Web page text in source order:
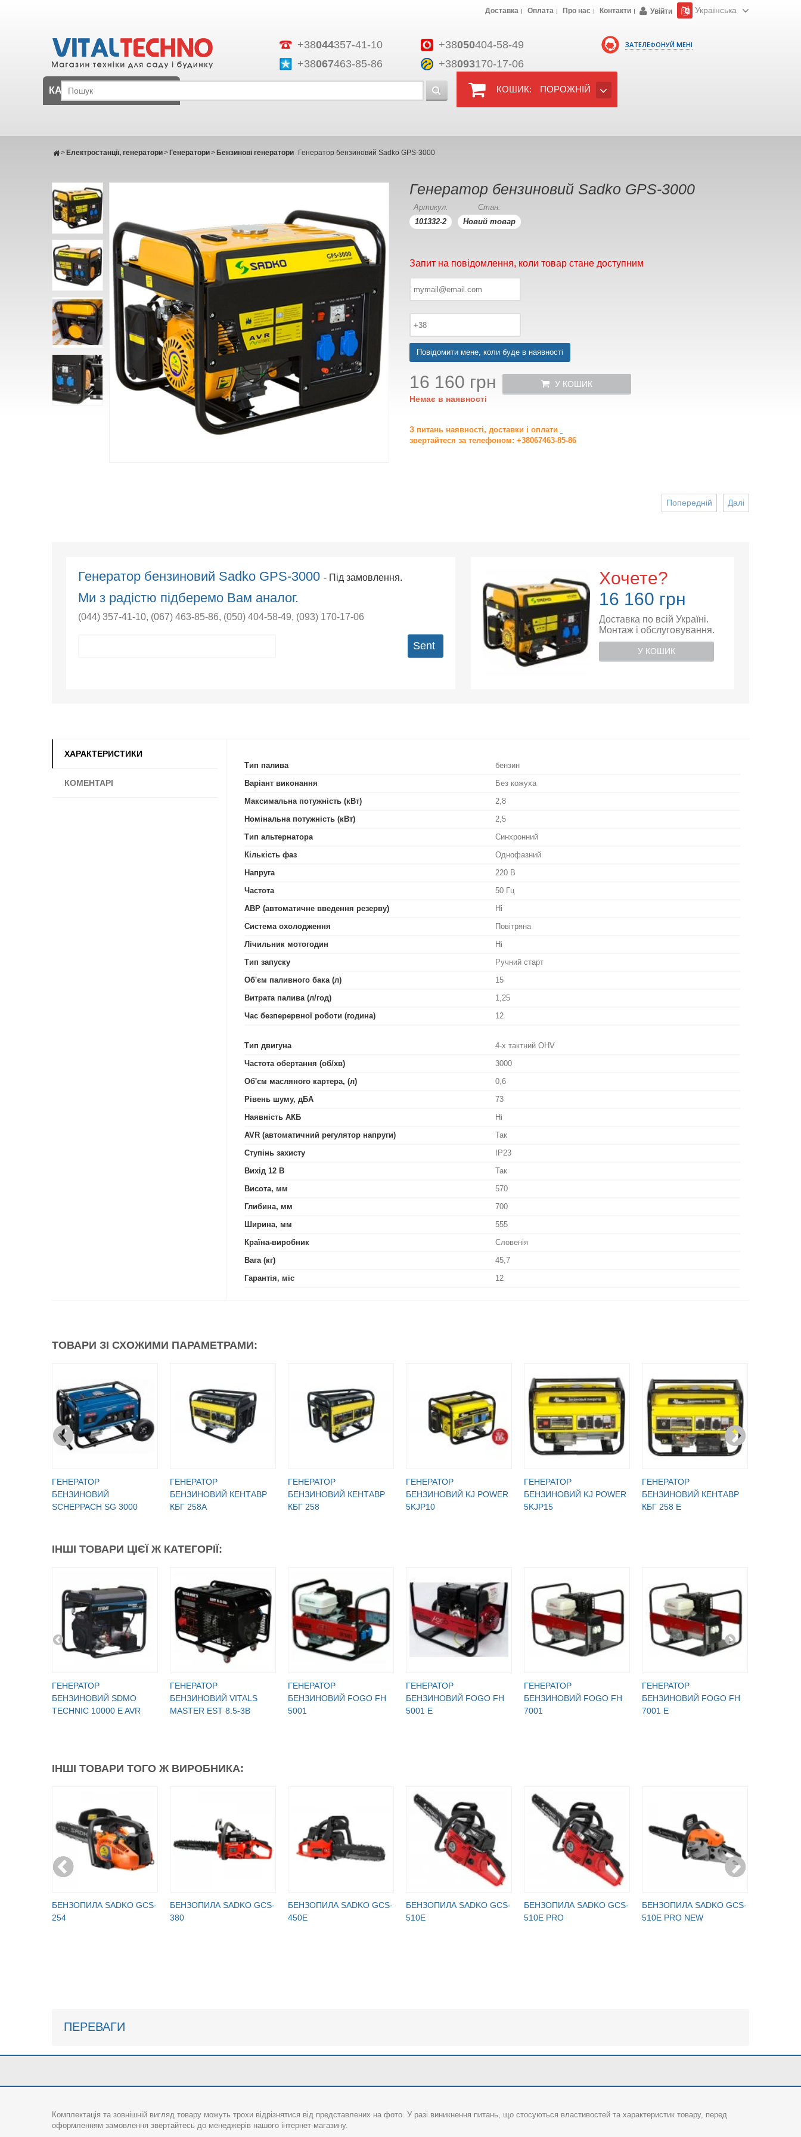
ЗАТЕЛЕФОНУЙ МЕНІ
+38044357-41-10 +38050404-58-49
+38067463-85-86 +38093170-17-06
Доставка Оплата Про нас Контакти Увійти Українська
КОШИК: ПОРОЖНІЙ
КАТАЛОГ
Електростанції, генератори
> Генератори
> Бензинові генератори
> Генератор бензиновий Sadko GPS-3000
Генератор бензиновий Sadko GPS-3000
Артикул:
101332-2
Стан:
Новий товар
Запит на повідомлення, коли товар стане доступним
Повідомити мене, коли буде в наявності
16 160 грн
Немає в наявності
У КОШИК
З питань наявності, доставки і оплати
звертайтеся за телефоном: +38067463-85-86
Далі
Попередній
Генератор бензиновий Sadko GPS-3000- Під замовлення.
Ми з радістю підберемо Вам аналог.
(044) 357-41-10, (067) 463-85-86, (050) 404-58-49, (093) 170-17-06
Sent
Хочете?
16 160 грн
Доставка по всій Україні.
Монтаж і обслуговування.
У КОШИК
ХАРАКТЕРИСТИКИ
КОМЕНТАРІ
Тип палива
бензин
Варіант виконання
Без кожуха
Максимальна потужність (кВт)
2,8
Номінальна потужність (кВт)
2,5
Тип альтернатора
Синхронний
Кількість фаз
Однофазний
Напруга
220 В
Частота
50 Гц
АВР (автоматичне введення резерву)
Ні
Система охолодження
Повітряна
Лічильник мотогодин
Ні
Тип запуску
Ручний старт
Об'єм паливного бака (л)
15
Витрата палива (л/год)
1,25
Час безперервної роботи (година)
12
Тип двигуна
4-х тактний OHV
Частота обертання (об/хв)
3000
Об'єм масляного картера, (л)
0,6
Рівень шуму, дБА
73
Наявність АКБ
Ні
AVR (автоматичний регулятор напруги)
Так
Ступінь захисту
IP23
Вихід 12 В
Так
Висота, мм
570
Глибина, мм
700
Ширина, мм
555
Країна-виробник
Словенія
Вага (кг)
45,7
Гарантія, міс
12
ТОВАРИ ЗІ СХОЖИМИ ПАРАМЕТРАМИ:
ГЕНЕРАТОР
БЕНЗИНОВИЙ
SCHEPPACH SG 3000
ГЕНЕРАТОР
БЕНЗИНОВИЙ КЕНТАВР
КБГ 258А
ГЕНЕРАТОР
БЕНЗИНОВИЙ КЕНТАВР
КБГ 258
ГЕНЕРАТОР
БЕНЗИНОВИЙ KJ POWER
5KJP10
ГЕНЕРАТОР
БЕНЗИНОВИЙ KJ POWER
5KJP15
ГЕНЕРАТОР
БЕНЗИНОВИЙ КЕНТАВР
КБГ 258 Е
ІНШІ ТОВАРИ ЦІЄЇ Ж КАТЕГОРІЇ:
ГЕНЕРАТОР
БЕНЗИНОВИЙ SDMO
TECHNIC 10000 E AVR
ГЕНЕРАТОР
БЕНЗИНОВИЙ VITALS
MASTER EST 8.5-3B
ГЕНЕРАТОР
БЕНЗИНОВИЙ FOGO FH
5001
ГЕНЕРАТОР
БЕНЗИНОВИЙ FOGO FH
5001 E
ГЕНЕРАТОР
БЕНЗИНОВИЙ FOGO FH
7001
ГЕНЕРАТОР
БЕНЗИНОВИЙ FOGO FH
7001 E
ІНШІ ТОВАРИ ТОГО Ж ВИРОБНИКА:
БЕНЗОПИЛА SADKO GCS-
254
БЕНЗОПИЛА SADKO GCS-
380
БЕНЗОПИЛА SADKO GCS-
450E
БЕНЗОПИЛА SADKO GCS-
510E
БЕНЗОПИЛА SADKO GCS-
510E PRO
БЕНЗОПИЛА SADKO GCS-
510E PRO NEW
ПЕРЕВАГИ
Комплектація та зовнішній вигляд товару можуть трохи відрізнятися від представлених на фото. У разі виникнення питань, що стосуються властивостей та характеристик товару, перед
оформленням замовлення звертайтесь до менеджерів нашого інтернет-магазину.